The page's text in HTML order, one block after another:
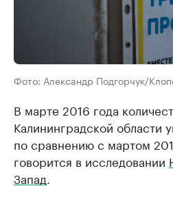
Фото: Александр Подгорчук/
В марте 2016 года
Калининградской области
по сравнению с мартом
говорится в исследовании
Запад